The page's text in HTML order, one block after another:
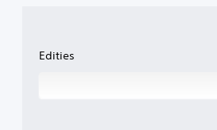
Edities